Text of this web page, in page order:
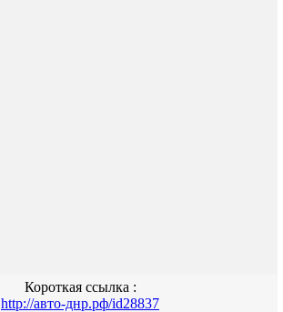
Короткая ссылка :
http://авто-днр.рф/id28837